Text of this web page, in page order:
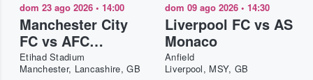
dom 23 ago 2026 • 14:00
Manchester City
FC vs AFC
Bournemouth
Etihad Stadium
Manchester, Lancashire, GB
dom 09 ago 2026 • 14:30
Liverpool FC vs AS
Monaco
Anfield
Liverpool, MSY, GB